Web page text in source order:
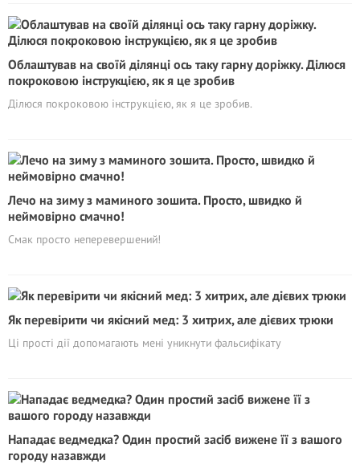
Облаштував на своїй ділянці ось таку гарну доріжку. Ділюся
покроковою інструкцією, як я це зробив
Ділюся покроковою інструкцією, як я це зробив.
Лечо на зиму з маминого зошита. Просто, швидко й
неймовірно смачно!
Смак просто неперевершений!
Як перевірити чи якісний мед: 3 хитрих, але дієвих трюки
Ці прості дії допомагають мені уникнути фальсифікату
Нападає ведмедка? Один простий засіб вижене її з вашого
городу назавжди